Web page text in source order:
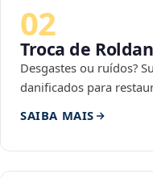
02
Troca de
Desgastes ou ruídos?
danificados para
SAIBA MAIS